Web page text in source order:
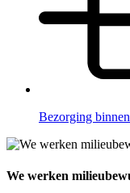
Bezorging
We werken